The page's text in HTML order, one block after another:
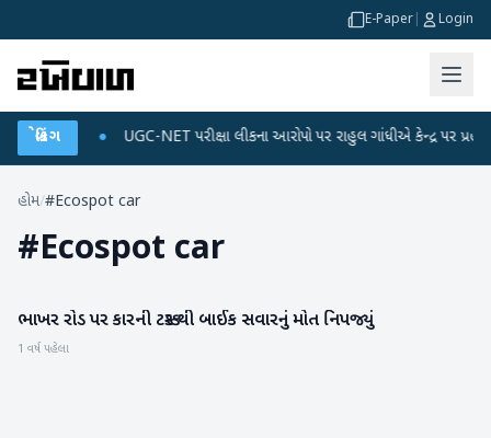
E-Paper Login
બ્રેકિંગ
પ્લાન UGC-NET પરીક્ષા લીકના આરોપો પર રાહુલ ગાંધીએ કેન્દ્ર પર પ્રહાર
હોમ/#Ecospot car
#Ecospot car
બનાસકાંઠા
ભાખર રોડ પર કારની ટક્કર થી બાઈક સવારનું મોત નિપજ્યું
1 વર્ષ પહેલા